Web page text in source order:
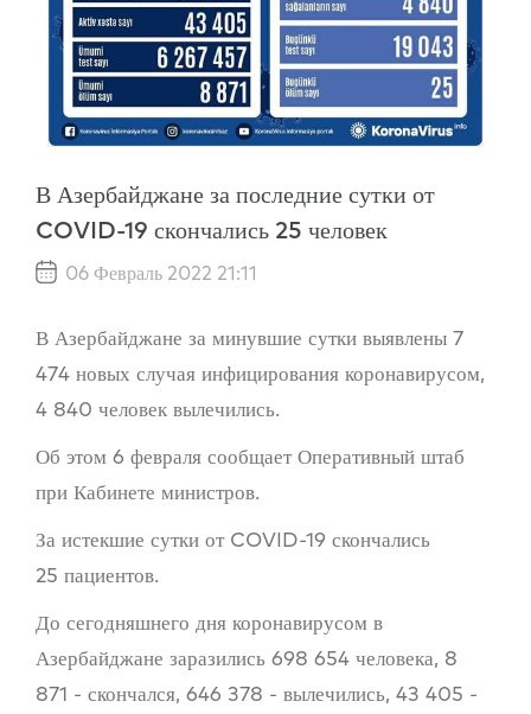
В Азербайджане за последние сутки от
COVID-19 скончались 25 человек
06 Февраль 2022 21:11
В Азербайджане за минувшие сутки выявлены 7
474 новых случая инфицирования коронавирусом,
4 840 человек вылечились.
Об этом 6 февраля сообщает Оперативный штаб
при Кабинете министров.
За истекшие сутки от COVID-19 скончались
25 пациентов.
До сегодняшнего дня коронавирусом в
Азербайджане заразились 698 654 человека, 8
871 - скончался, 646 378 - вылечились, 43 405 -